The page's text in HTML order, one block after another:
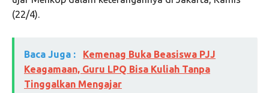
(22/4).
Baca Juga :
Kemenag Buka Beasiswa PJJ
Keagamaan, Guru LPQ Bisa Kuliah Tanpa
Tinggalkan Mengajar